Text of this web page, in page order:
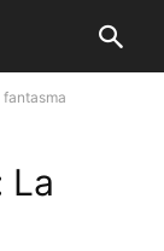
fantasma
La